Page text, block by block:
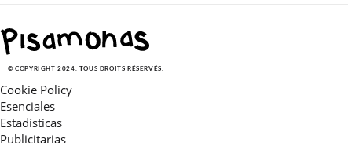
© COPYRIGHT 2024. TOUS DROITS RÉSERVÉS.
Cookie Policy
Esenciales
Estadísticas
Publicitarias